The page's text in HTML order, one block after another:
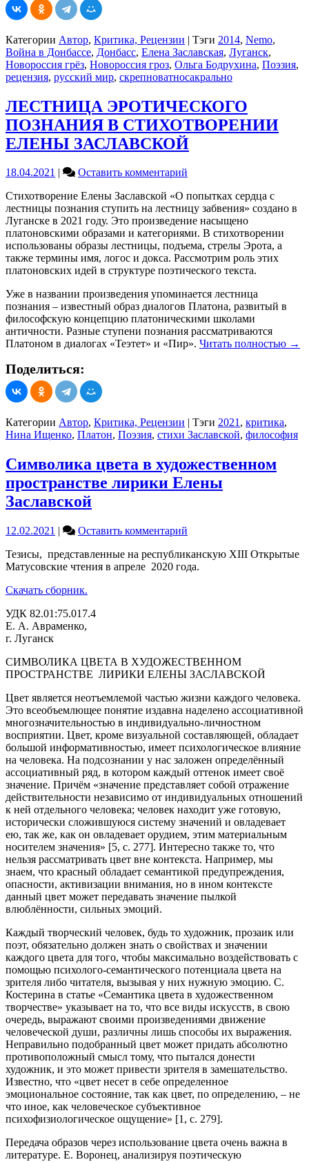
Категории Автор, Критика, Рецензии | Тэги 2014, Nemo,
Война в Донбассе, Донбасс, Елена Заславская, Луганск,
Новороссия грёз, Новороссия гроз, Ольга Бодрухина, Поэзия,
рецензия, русский мир, скрепноватносакрально
ЛЕСТНИЦА ЭРОТИЧЕСКОГО
ПОЗНАНИЯ В СТИХОТВОРЕНИИ
ЕЛЕНЫ ЗАСЛАВСКОЙ
18.04.2021 | Оставить комментарий
ЭРОТИЧЕСКОГО
ПОЗНАНИЯ
В
СТИХОТВОРЕНИИ
ЕЛЕНЫ
ЗАСЛАВСКОЙ
Стихотворение Елены Заславской «О попытках сердца с
лестницы познания ступить на лестницу забвения» создано в
Луганске в 2021 году. Это произведение насыщено
платоновскими образами и категориями. В стихотворении
использованы образы лестницы, подъема, стрелы Эрота, а
также термины имя, логос и докса. Рассмотрим роль этих
платоновских идей в структуре поэтического текста.
Уже в названии произведения упоминается лестница
познания – известный образ диалогов Платона, развитый в
философскую концепцию платоническими школами
античности. Разные ступени познания рассматриваются
Платоном в диалогах «Теэтет» и «Пир». Читать полностью →
Поделиться:
Категории Автор, Критика, Рецензии | Тэги 2021, критика,
Нина Ищенко, Платон, Поэзия, стихи Заславской, философия
Символика цвета в художественном
пространстве лирики Елены
Заславской
12.02.2021 | Оставить комментарий
цвета
в
Тезисы, представленные на республиканскую XIII Открытые
Матусовские чтения в апреле 2020 года.
Скачать сборник.
УДК 82.01:75.017.4
Е. А. Авраменко,
г. Луганск
СИМВОЛИКА ЦВЕТА В ХУДОЖЕСТВЕННОМ
ПРОСТРАНСТВЕ ЛИРИКИ ЕЛЕНЫ ЗАСЛАВСКОЙ
Цвет является неотъемлемой частью жизни каждого человека.
Это всеобъемлющее понятие издавна наделено ассоциативной
многозначительностью в индивидуально-личностном
восприятии. Цвет, кроме визуальной составляющей, обладает
большой информативностью, имеет психологическое влияние
на человека. На подсознании у нас заложен определённый
ассоциативный ряд, в котором каждый оттенок имеет своё
значение. Причём «значение представляет собой отражение
действительности независимо от индивидуальных отношений
к ней отдельного человека; человек находит уже готовую,
исторически сложившуюся систему значений и овладевает
ею, так же, как он овладевает орудием, этим материальным
носителем значения» [5, с. 277]. Интересно также то, что
нельзя рассматривать цвет вне контекста. Например, мы
знаем, что красный обладает семантикой предупреждения,
опасности, активизации внимания, но в ином контексте
данный цвет может передавать значение пылкой
влюблённости, сильных эмоций.
Каждый творческий человек, будь то художник, прозаик или
поэт, обязательно должен знать о свойствах и значении
каждого цвета для того, чтобы максимально воздействовать с
помощью психолого-семантического потенциала цвета на
зрителя либо читателя, вызывая у них нужную эмоцию. С.
Костерина в статье «Семантика цвета в художественном
творчестве» указывает на то, что все виды искусств, в свою
очередь, выражают своими произведениями движение
человеческой души, различны лишь способы их выражения.
Неправильно подобранный цвет может придать абсолютно
противоположный смысл тому, что пытался донести
художник, и это может привести зрителя в замешательство.
Известно, что «цвет несет в себе определенное
эмоциональное состояние, так как цвет, по определению, – не
что иное, как человеческое субъективное
психофизиологическое ощущение» [1, с. 279].
Передача образов через использование цвета очень важна в
литературе. Е. Воронец, анализируя поэтическую